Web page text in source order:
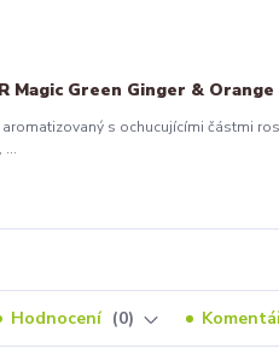
Magic Green Ginger &
aromatizovaný s ochucujícími částmi
...
Hodnocení 0